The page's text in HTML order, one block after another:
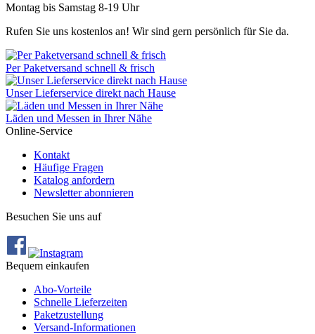
Montag bis Samstag 8-19 Uhr
Rufen Sie uns kostenlos an! Wir sind gern persönlich für Sie da.
Per Paketversand schnell & frisch
Unser Lieferservice direkt nach Hause
Läden und Messen in Ihrer Nähe
Online-Service
Kontakt
Häufige Fragen
Katalog anfordern
Newsletter abonnieren
Besuchen Sie uns auf
Bequem einkaufen
Abo‐Vorteile
Schnelle Lieferzeiten
Paketzustellung
Versand‐Informationen